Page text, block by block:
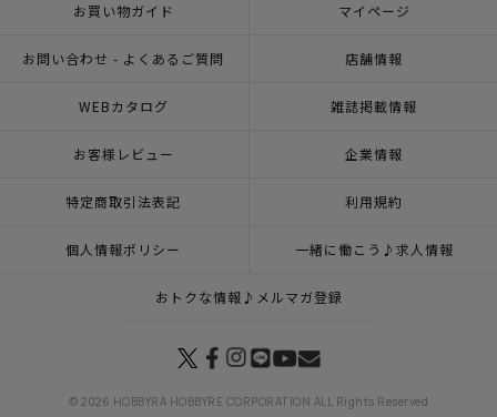
お買い物ガイド マイページ
お問い合わせ - よくあるご質問 店舗情報
WEBカタログ 雑誌掲載情報
お客様レビュー 企業情報
特定商取引法表記 利用規約
個人情報ポリシー 一緒に働こう♪求人情報
おトクな情報♪メルマガ登録
© 2026 HOBBYRA HOBBYRE CORPORATION ALL Rights Reserved